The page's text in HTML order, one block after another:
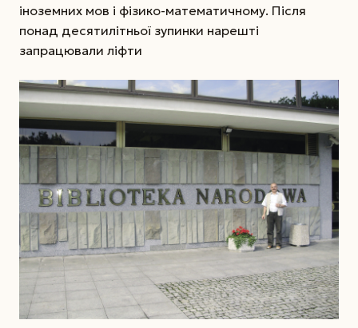
іноземних мов і фізико-математичному. Після
понад десятилітньої зупинки нарешті
запрацювали ліфти